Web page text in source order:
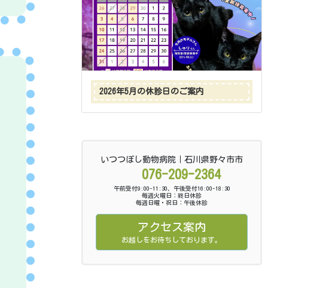
2026年5月の休診日のご案内
いつつぼし動物病院｜石川県野々市市
076-209-2364
午前受付9:00-11:30、午後受付16:00-18:30
毎週火曜日：終日休診
毎週日曜・祝日：午後休診
アクセス案内
お越しをお待ちしております。